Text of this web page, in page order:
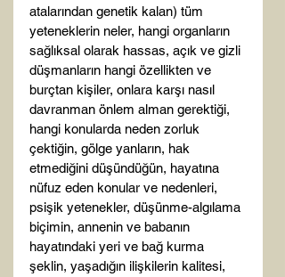
atalarından genetik kalan) tüm
yeteneklerin neler, hangi organların
sağlıksal olarak hassas, açık ve gizli
düşmanların hangi özellikten ve
burçtan kişiler, onlara karşı nasıl
davranman önlem alman gerektiği,
hangi konularda neden zorluk
çektiğin, gölge yanların, hak
etmediğini düşündüğün, hayatına
nüfuz eden konular ve nedenleri,
psişik yetenekler, düşünme-algılama
biçimin, annenin ve babanın
hayatındaki yeri ve bağ kurma
şeklin, yaşadığın ilişkilerin kalitesi,